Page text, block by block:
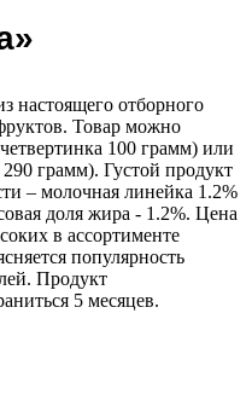
настоящего отборного
Товар можно
100 грамм) или
грамм). Густой продукт
– молочная линейка 1.2%
доля жира - 1.2%. Цена
в ассортименте
популярность
Продукт
5 месяцев.